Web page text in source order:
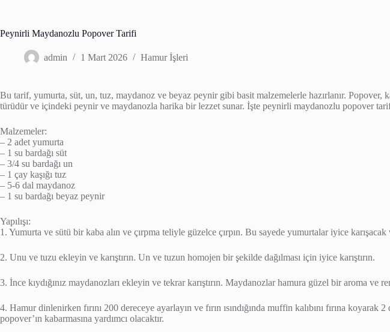
Peynirli Maydanozlu Popover Tarifi
admin 1 Mart 2026 Hamur İşleri
Bu tarif, yumurta, süt, un, tuz, maydanoz ve beyaz peynir gibi basit malzemelerle hazırlanır. Popover,
türüdür ve içindeki peynir ve maydanozla harika bir lezzet sunar. İşte peynirli maydanozlu popover
Malzemeler:
– 2 adet yumurta
– 1 su bardağı süt
– 3/4 su bardağı un
– 1 çay kaşığı tuz
– 5-6 dal maydanoz
– 1 su bardağı beyaz peynir
Yapılışı:
1. Yumurta ve sütü bir kaba alın ve çırpma teliyle güzelce çırpın. Bu sayede yumurtalar iyice karışacak
2. Unu ve tuzu ekleyin ve karıştırın. Un ve tuzun homojen bir şekilde dağılması için iyice karıştırın.
3. İnce kıydığınız maydanozları ekleyin ve tekrar karıştırın. Maydanozlar hamura güzel bir aroma ve
4. Hamur dinlenirken fırını 200 dereceye ayarlayın ve fırın ısındığında muffin kalıbını fırına koyarak
popover’ın kabarmasına yardımcı olacaktır.